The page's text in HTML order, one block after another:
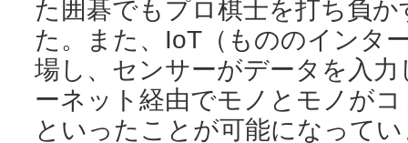
た囲碁でもプロ棋士を打ち負
た。また、IoT（もののインタ
場し、センサーがデータを入
ーネット経由でモノとモノが
といったことが可能になって